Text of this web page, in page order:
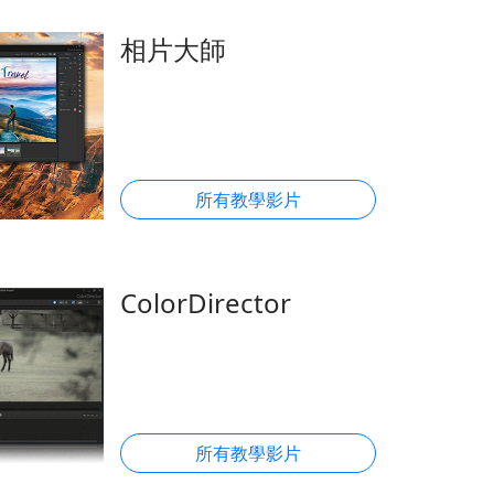
相片大師
所有教學影片
ColorDirector
所有教學影片